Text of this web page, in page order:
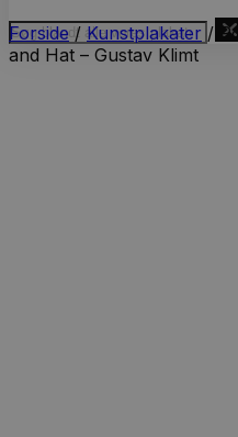
Forside/ Kunstplakater /
and Hat – Gustav Klimt